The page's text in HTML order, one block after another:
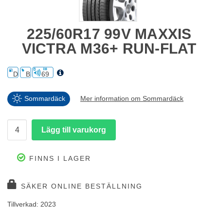
225/60R17 99V MAXXIS
VICTRA M36+ RUN-FLAT
D B 69
Sommardäck Mer information om Sommardäck
FINNS I LAGER
SÄKER ONLINE BESTÄLLNING
Tillverkad: 2023